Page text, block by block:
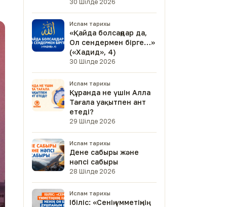
30 Шілде 2026
Ислам тарихы
«Қайда болсаңдар да,
Ол сендермен бірге…»
(«Хадид», 4)
30 Шілде 2026
Ислам тарихы
Құранда не үшін Алла
Тағала уақытпен ант
етеді?
29 Шілде 2026
Ислам тарихы
Дене сабыры және
нәпсі сабыры
28 Шілде 2026
Ислам тарихы
Ібіліс: «Сенің үмметіңнің